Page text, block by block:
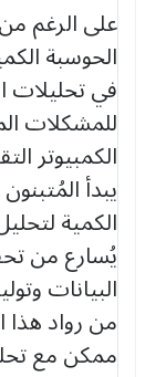
على الرغم
الحوسبة
في تحليلات
للمشكلات
يبدأ
الكمية
يُسارع من
من رواد
ممكن مع